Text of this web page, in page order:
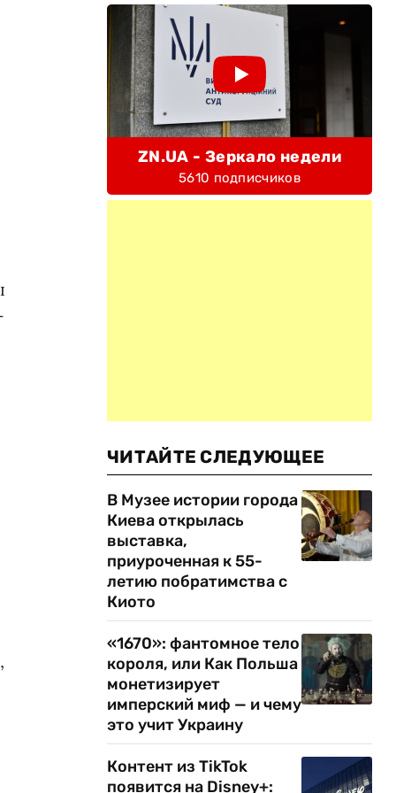
ZN.UA - Зеркало недели
5610 подписчиков
ЧИТАЙТЕ СЛЕДУЮЩЕЕ
В Музее истории города
Киева открылась
выставка,
приуроченная к 55-
летию побратимства с
Киото
«1670»: фантомное тело
короля, или Как Польша
монетизирует
имперский миф — и чему
это учит Украину
Контент из TikTok
появится на Disney+: